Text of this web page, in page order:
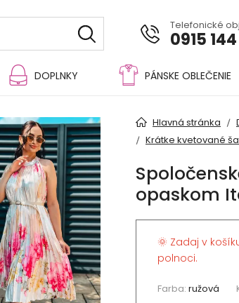
Telefonické
0915
DOPLNKY PÁNSKE OBLEČENIE
Hlavná stránka
Krátke kvetované
opaskom
🌞 Zadaj v
polnoci.
Farba: ružová